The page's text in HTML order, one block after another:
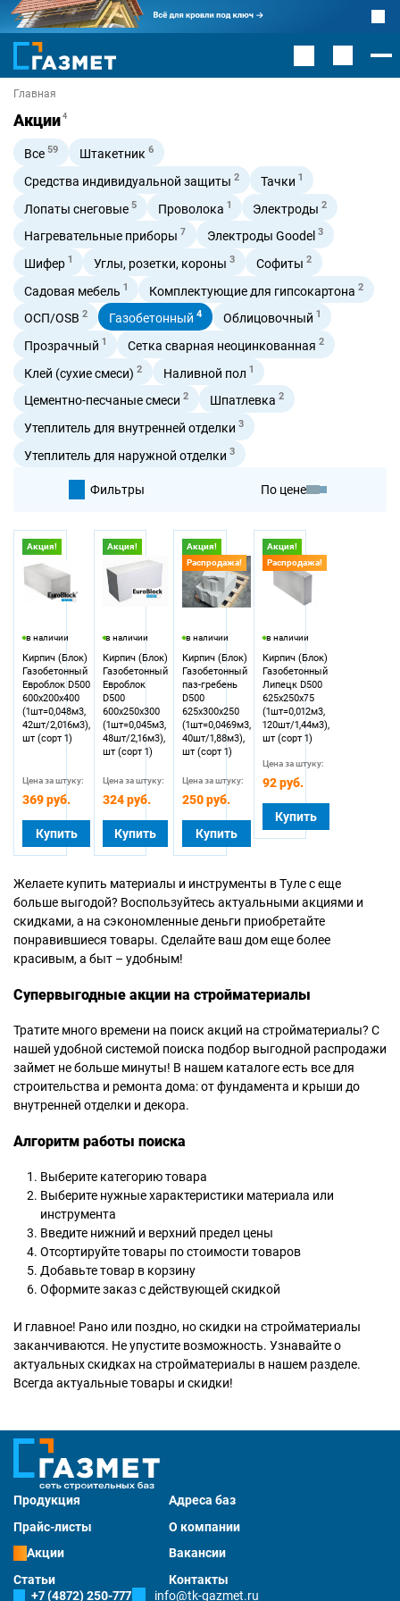
Главная
Акции4
Все 59 Штакетник 6
Средства индивидуальной защиты 2 Тачки 1
Лопаты снеговые 5 Проволока 1 Электроды 2
Нагревательные приборы 7 Электроды Goodel 3
Шифер 1 Углы, розетки, короны 3 Софиты 2
Садовая мебель 1 Комплектующие для гипсокартона 2
ОСП/OSB 2 Газобетонный 4 Облицовочный 1
Прозрачный 1 Сетка сварная неоцинкованная 2
Клей (сухие смеси) 2 Наливной пол 1
Цементно-песчаные смеси 2 Шпатлевка 2
Утеплитель для внутренней отделки 3
Утеплитель для наружной отделки 3
По умолчанию
По цене
По цене
Фильтры
Акция!
в наличии
Кирпич (Блок)
Газобетонный
Eвроблок D500
600х200х400
(1шт=0,048м3,
42шт/2,016м3),
шт (сорт 1)
Цена за штуку:
369 руб.
Купить
Акция!
в наличии
Кирпич (Блок)
Газобетонный
Eвроблок
D500
600х250х300
(1шт=0,045м3,
48шт/2,16м3),
шт (сорт 1)
Цена за штуку:
324 руб.
Купить
Акция!
Распродажа!
в наличии
Кирпич (Блок)
Газобетонный
паз-гребень
D500
625х300х250
(1шт=0,0469м3,
40шт/1,88м3),
шт (сорт 1)
Цена за штуку:
250 руб.
Купить
Акция!
Распродажа!
в наличии
Кирпич (Блок)
Газобетонный
Липецк D500
625х250х75
(1шт=0,012м3,
120шт/1,44м3),
шт (сорт 1)
Цена за штуку:
92 руб.
Купить
Желаете купить материалы и инструменты в Туле с еще
больше выгодой? Воспользуйтесь актуальными акциями и
скидками, а на сэкономленные деньги приобретайте
понравившиеся товары. Сделайте ваш дом еще более
красивым, а быт – удобным!
Супервыгодные акции на стройматериалы
Тратите много времени на поиск акций на стройматериалы? С
нашей удобной системой поиска подбор выгодной распродажи
займет не больше минуты! В нашем каталоге есть все для
строительства и ремонта дома: от фундамента и крыши до
внутренней отделки и декора.
Алгоритм работы поиска
Выберите категорию товара
Выберите нужные характеристики материала или
инструмента
Введите нижний и верхний предел цены
Отсортируйте товары по стоимости товаров
Добавьте товар в корзину
Оформите заказ с действующей скидкой
И главное! Рано или поздно, но скидки на стройматериалы
заканчиваются. Не упустите возможность. Узнавайте о
актуальных скидках на стройматериалы в нашем разделе.
Всегда актуальные товары и скидки!
Продукция
Адреса баз
Прайс-листы
О компании
Акции
Вакансии
Статьи
Контакты
+7 (4872) 250-777
info@tk-gazmet.ru